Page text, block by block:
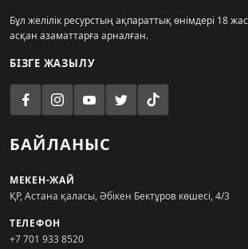
Бұл желілік ресурстың ақпараттық өнімдері 18
асқан азаматтарға арналған.
БІЗГЕ ЖАЗЫЛУ
БАЙЛАНЫС
МЕКЕН-ЖАЙ
ҚР, Астана қаласы, Әбікен Бектұров көшесі, 4/3
ТЕЛЕФОН
+7 701 933 8520